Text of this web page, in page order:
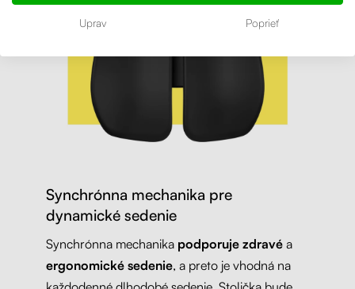
Synchrónna mechanika pre
dynamické sedenie
Synchrónna mechanika podporuje zdravéa
ergonomické sedenie, a preto je vhodná na
Uprav Poprieť